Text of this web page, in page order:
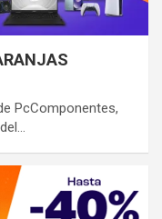
PcComponentes,